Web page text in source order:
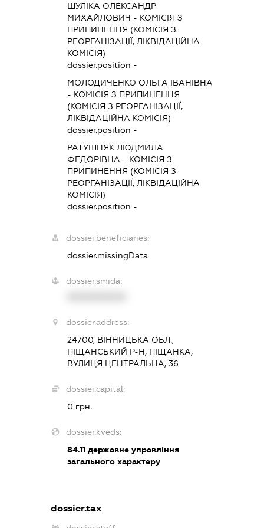
ШУЛІКА ОЛЕКСАНДР
МИХАЙЛОВИЧ - КОМІСІЯ З
ПРИПИНЕННЯ (КОМІСІЯ З
РЕОРГАНІЗАЦІЇ, ЛІКВІДАЦІЙНА
КОМІСІЯ)
dossier.position -
МОЛОДИЧЕНКО ОЛЬГА ІВАНІВНА
- КОМІСІЯ З ПРИПИНЕННЯ
(КОМІСІЯ З РЕОРГАНІЗАЦІЇ,
ЛІКВІДАЦІЙНА КОМІСІЯ)
dossier.position -
РАТУШНЯК ЛЮДМИЛА
ФЕДОРІВНА - КОМІСІЯ З
ПРИПИНЕННЯ (КОМІСІЯ З
РЕОРГАНІЗАЦІЇ, ЛІКВІДАЦІЙНА
КОМІСІЯ)
dossier.position -
dossier.beneficiaries:
dossier.missingData
dossier.smida:
dossier.address:
24700, ВІННИЦЬКА ОБЛ.,
ПІЩАНСЬКИЙ Р-Н, ПІЩАНКА,
ВУЛИЦЯ ЦЕНТРАЛЬНА, 36
dossier.capital:
0 грн.
dossier.kveds:
84.11державне управління
загального характеру
dossier.tax